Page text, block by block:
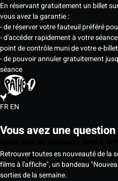
En réservant gratuitement un billet
vous avez la garantie :
- de réserver votre fauteuil préféré
- d'accéder rapidement à votre
point de contrôle muni de votre e-
- de pouvoir annuler gratuitement
séance
FREN
Vous avez une question
Retrouver toutes es nouveauté de la
films à l'affiche", un bandeau
sorties de la semaine.